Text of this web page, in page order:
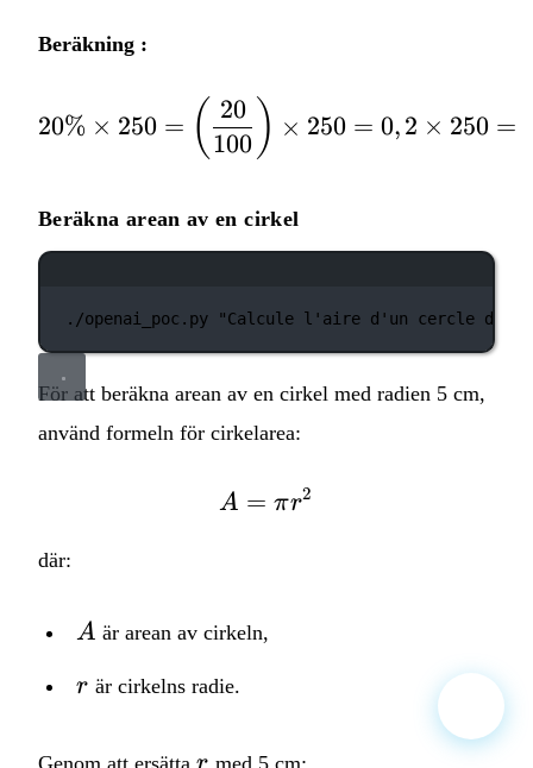
Beräkning :
20\% \times 250 =
20% × 250 = ( 100
20 ) × 250 = 0,2 × 250 =
Beräkna arean av en cirkel
./openai_poc.py "Calcule l'aire d'un cercle de
För att beräkna arean av en cirkel med radien 5 cm,
använd formeln för cirkelarea:
A = \pi r^2
A = πr2
där:
A
A är arean av cirkeln,
r
r är cirkelns radie.
Genom att ersätta r med 5 cm: